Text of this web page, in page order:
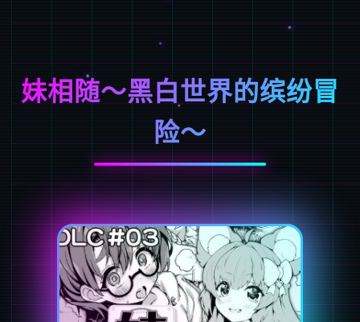
妹相随～黑白世界的缤纷冒
险～